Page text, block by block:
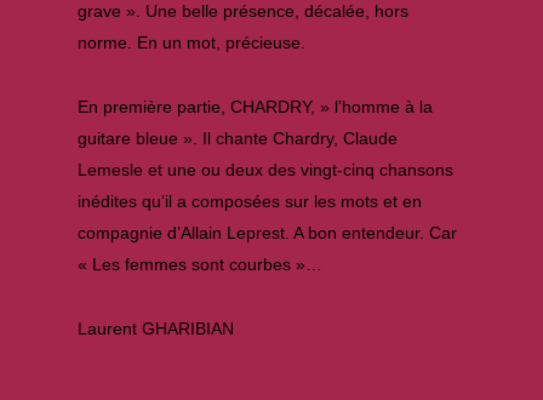
grave ». Une belle présence, décalée, hors
norme. En un mot, précieuse.
En première partie, CHARDRY, » l’homme à la
guitare bleue ». Il chante Chardry, Claude
Lemesle et une ou deux des vingt-cinq chansons
inédites qu’il a composées sur les mots et en
compagnie d’Allain Leprest. A bon entendeur. Car
« Les femmes sont courbes »…
Laurent GHARIBIAN